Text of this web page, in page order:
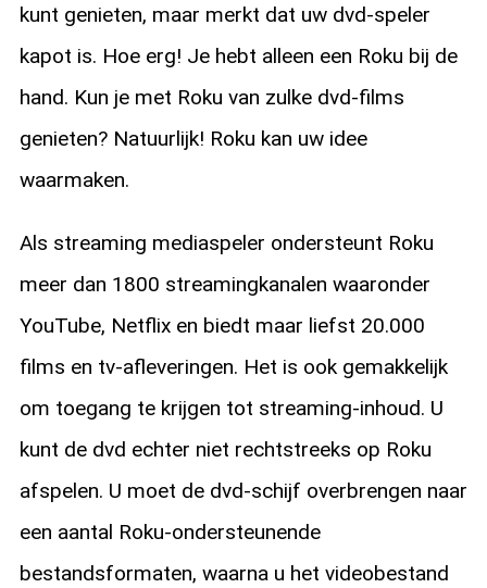
kunt genieten, maar merkt dat uw dvd-speler
kapot is. Hoe erg! Je hebt alleen een Roku bij de
hand. Kun je met Roku van zulke dvd-films
genieten? Natuurlijk! Roku kan uw idee
waarmaken.
Als streaming mediaspeler ondersteunt Roku
meer dan 1800 streamingkanalen waaronder
YouTube, Netflix en biedt maar liefst 20.000
films en tv-afleveringen. Het is ook gemakkelijk
om toegang te krijgen tot streaming-inhoud. U
kunt de dvd echter niet rechtstreeks op Roku
afspelen. U moet de dvd-schijf overbrengen naar
een aantal Roku-ondersteunende
bestandsformaten, waarna u het videobestand